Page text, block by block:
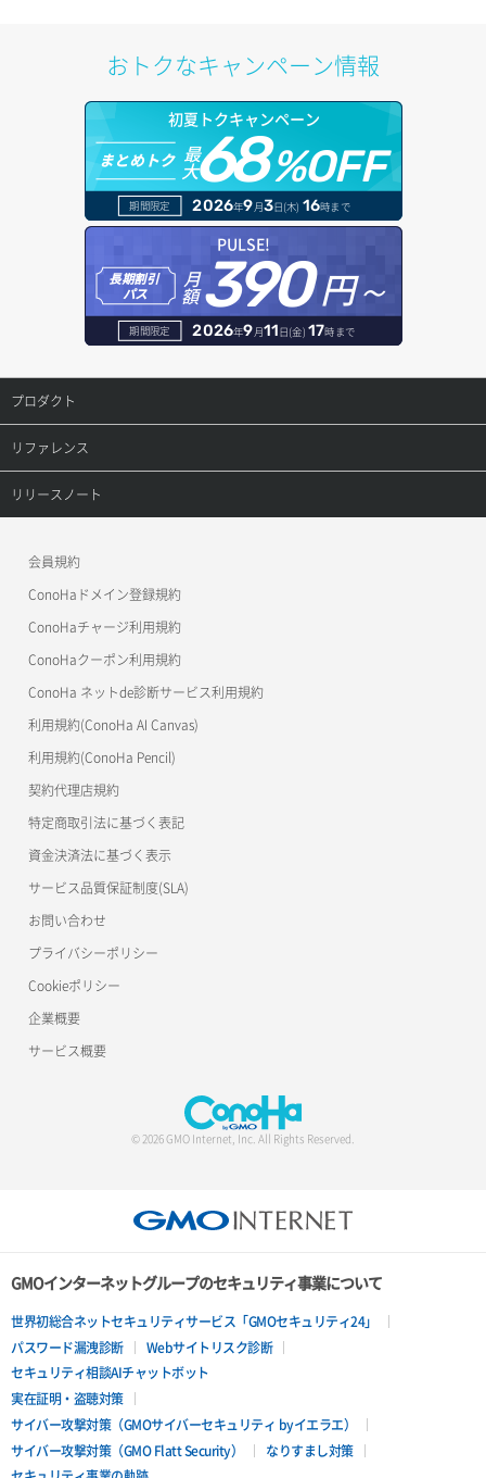
ポートデタッチ
ボリュームアタッチ
ボリュームデタッチ
オブジェクトダウンロード
オブジェクトバージョン管理
オブジェクト一覧取得
オブジェクト削除
オブジェクト削除予約
オブジェクト複製
オブジェクト詳細取得
コンテナ一覧取得
コンテナ作成
コンテナ削除
ラージオブジェクトアップロード(DLO)
一時的Web公開
ドメイン情報登録
ドメイン詳細取得
レコード一覧取得
レコード作成
レコード更新
レコード詳細取得
おトクなキャンペーン情報
初夏トクキャンペーン
まとめトク 最
大68%OFF
期間限定 2026年9月3日(木) 16時まで
PULSE!
長期割引
パス
月
額390円～
期間限定 2026年9月11日(金) 17時まで
プロダクト
プロダクトトップ
ConoHa VPS(Ver.3.0)
ConoHa for GAME
リファレンス
リファレンストップ
OpenStack CLI
Terraform
s3cmd
公開API(ConoHa VPS Ver.2.0)
リリースノート
会員規約
ConoHaドメイン登録規約
ConoHaチャージ利用規約
ConoHaクーポン利用規約
ConoHa ネットde診断サービス利用規約
利用規約(ConoHa AI Canvas)
利用規約(ConoHa Pencil)
契約代理店規約
特定商取引法に基づく表記
資金決済法に基づく表示
サービス品質保証制度(SLA)
お問い合わせ
プライバシーポリシー
Cookieポリシー
企業概要
サービス概要
© 2026 GMO Internet, Inc. All Rights Reserved.
GMOインターネットグループのセキュリティ事業について
世界初総合ネットセキュリティサービス「GMOセキュリティ24」
パスワード漏洩診断
Webサイトリスク診断
セキュリティ相談AIチャットボット
実在証明・盗聴対策
サイバー攻撃対策（GMOサイバーセキュリティ byイエラエ）
サイバー攻撃対策（GMO Flatt Security）
なりすまし対策